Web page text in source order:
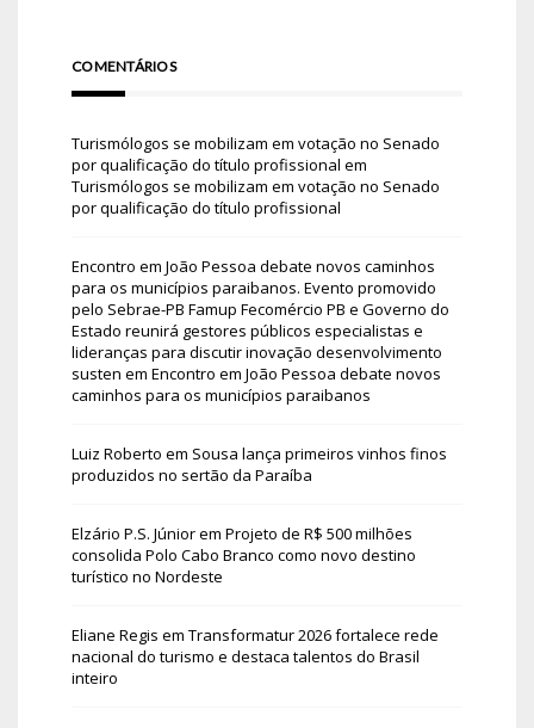
COMENTÁRIOS
Turismólogos se mobilizam em votação no Senado
por qualificação do título profissional em
Turismólogos se mobilizam em votação no Senado
por qualificação do título profissional
Encontro em João Pessoa debate novos caminhos
para os municípios paraibanos. Evento promovido
pelo Sebrae-PB Famup Fecomércio PB e Governo do
Estado reunirá gestores públicos especialistas e
lideranças para discutir inovação desenvolvimento
susten em Encontro em João Pessoa debate novos
caminhos para os municípios paraibanos
Luiz Roberto em Sousa lança primeiros vinhos finos
produzidos no sertão da Paraíba
Elzário P.S. Júniorem Projeto de R$ 500 milhões
consolida Polo Cabo Branco como novo destino
turístico no Nordeste
Eliane Regis em Transformatur 2026 fortalece rede
nacional do turismo e destaca talentos do Brasil
inteiro